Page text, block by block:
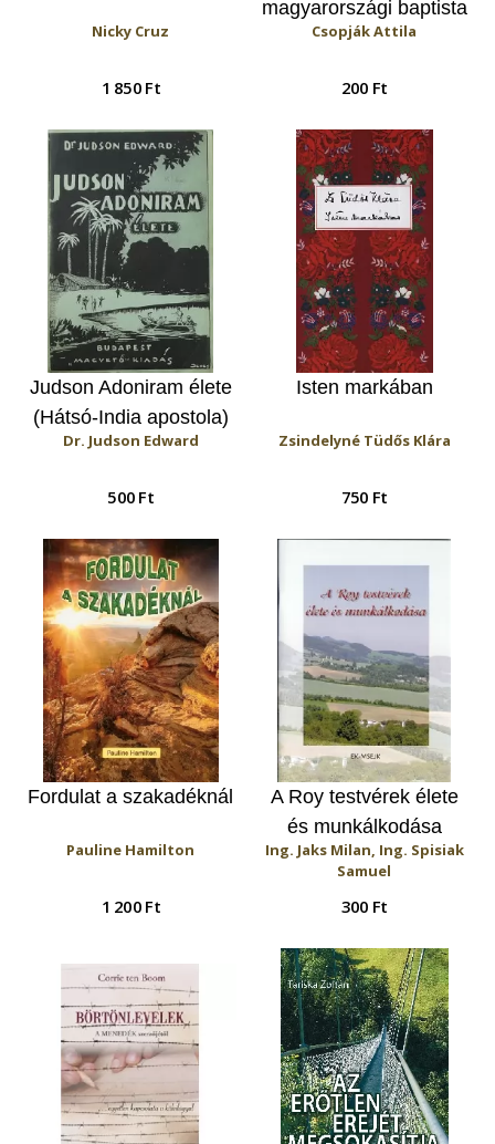
Nicky Cruz
1 850 Ft
magyarországi baptista
misszió történetéből
Csopják Attila
200 Ft
Judson Adoniram élete
(Hátsó-India apostola)
Dr. Judson Edward
500 Ft
Isten markában
Zsindelyné Tüdős Klára
750 Ft
Fordulat a szakadéknál
Pauline Hamilton
1 200 Ft
A Roy testvérek élete
és munkálkodása
Ing. Jaks Milan, Ing. Spisiak
Samuel
300 Ft